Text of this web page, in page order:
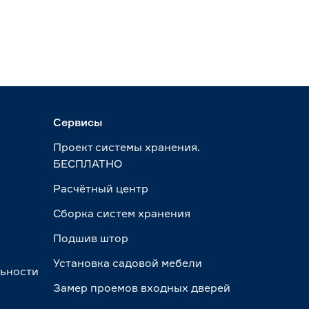
Сервисы
Проект системы хранения.
БЕСПЛАТНО
Расчётный центр
Сборка систем хранения
Подшив штор
Установка садовой мебели
Замер проемов входных дверей